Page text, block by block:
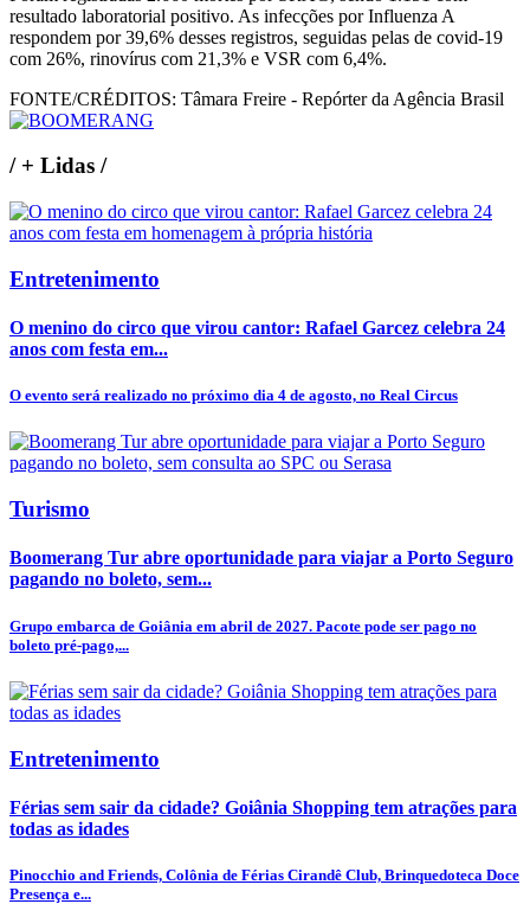
resultado laboratorial positivo. As infecções por Influenza A
respondem por 39,6% desses registros, seguidas pelas de covid-19
com 26%, rinovírus com 21,3% e VSR com 6,4%.
FONTE/CRÉDITOS: Tâmara Freire - Repórter da Agência Brasil
/+ Lidas /
Entretenimento
O menino do circo que virou cantor: Rafael Garcez celebra 24
anos com festa em...
O evento será realizado no próximo dia 4 de agosto, no Real Circus
Turismo
Boomerang Tur abre oportunidade para viajar a Porto Seguro
pagando no boleto, sem...
Grupo embarca de Goiânia em abril de 2027. Pacote pode ser pago no
boleto pré-pago,...
Entretenimento
Férias sem sair da cidade? Goiânia Shopping tem atrações para
todas as idades
Pinocchio and Friends, Colônia de Férias Cirandê Club, Brinquedoteca Doce
Presença e...